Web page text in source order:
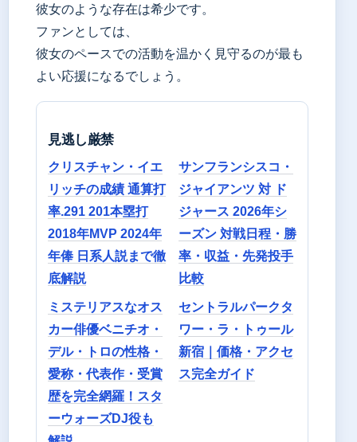
彼女のような存在は希少です。
ファンとしては、
彼女のペースでの活動を温かく見守るのが最も
よい応援になるでしょう。
見逃し厳禁
クリスチャン・イエ
リッチの成績 通算打
率.291 201本塁打
2018年MVP 2024年
年俸 日系人説まで徹
底解説
サンフランシスコ・
ジャイアンツ 対 ド
ジャース 2026年シ
ーズン 対戦日程・勝
率・収益・先発投手
比較
ミステリアスなオス
カー俳優ベニチオ・
デル・トロの性格・
愛称・代表作・受賞
歴を完全網羅！スタ
ーウォーズDJ役も
セントラルパークタ
ワー・ラ・トゥール
新宿｜価格・アクセ
ス完全ガイド